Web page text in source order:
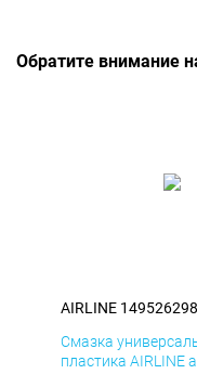
Обратите внимание
AIRLINE 149526298
Смазка
пластика AIRLINE